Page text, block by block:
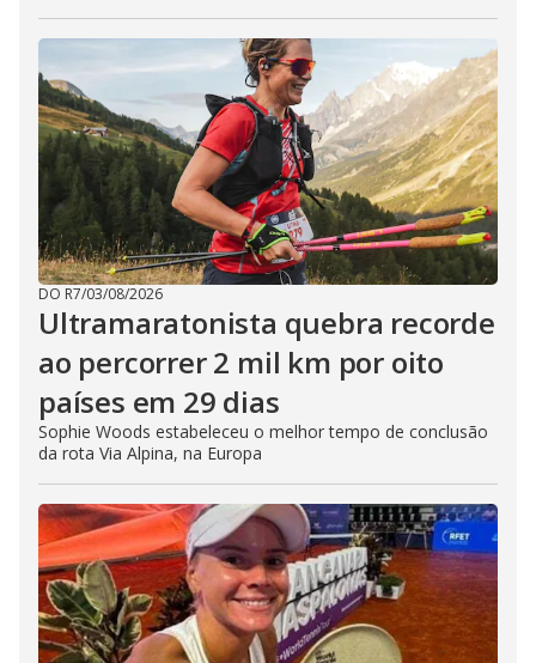
DO R7/03/08/2026
Ultramaratonista quebra recorde
ao percorrer 2 mil km por oito
países em 29 dias
Sophie Woods estabeleceu o melhor tempo de conclusão
da rota Via Alpina, na Europa